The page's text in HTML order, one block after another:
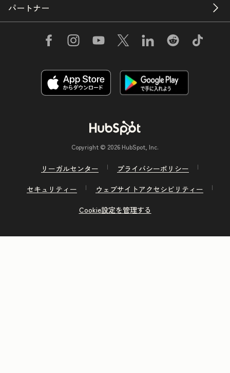
パートナー
Copyright © 2026 HubSpot, Inc.
リーガルセンター
プライバシーポリシー
セキュリティー
ウェブサイトアクセシビリティー
Cookie設定を管理する